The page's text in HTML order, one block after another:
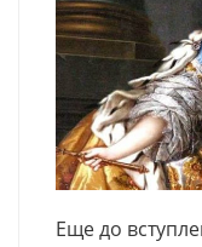
Еще до